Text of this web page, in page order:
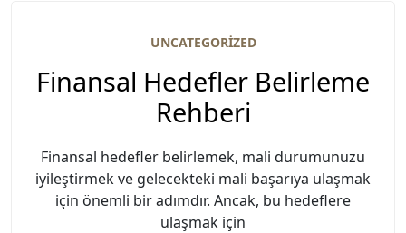
UNCATEGORIZED
Finansal Hedefler Belirleme
Rehberi
Finansal hedefler belirlemek, mali durumunuzu
iyileştirmek ve gelecekteki mali başarıya ulaşmak
için önemli bir adımdır. Ancak, bu hedeflere
ulaşmak için